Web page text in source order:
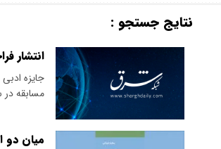
نتایج جستجو :
انتشار
جایزه
مسابقه
میان دو